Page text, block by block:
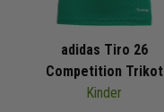
adidas Tiro 26
Competition Trikot
Kinder